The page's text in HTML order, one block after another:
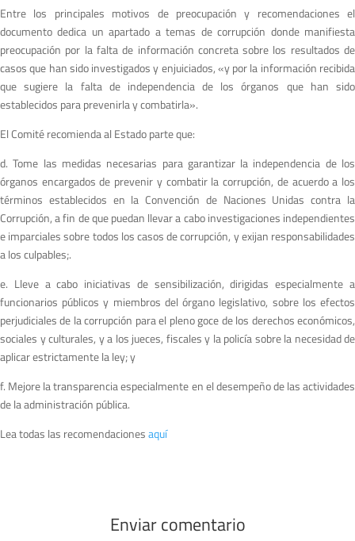
Entre los principales motivos de preocupación y recomendaciones el
documento dedica un apartado a temas de corrupción donde manifiesta
preocupación por la falta de información concreta sobre los resultados de
casos que han sido investigados y enjuiciados, «y por la información recibida
que sugiere la falta de independencia de los órganos que han sido
establecidos para prevenirla y combatirla».
El Comité recomienda al Estado parte que:
d. Tome las medidas necesarias para garantizar la independencia de los
órganos encargados de prevenir y combatir la corrupción, de acuerdo a los
términos establecidos en la Convención de Naciones Unidas contra la
Corrupción, a fin de que puedan llevar a cabo investigaciones independientes
e imparciales sobre todos los casos de corrupción, y exijan responsabilidades
a los culpables;.
e. Lleve a cabo iniciativas de sensibilización, dirigidas especialmente a
funcionarios públicos y miembros del órgano legislativo, sobre los efectos
perjudiciales de la corrupción para el pleno goce de los derechos económicos,
sociales y culturales, y a los jueces, fiscales y la policía sobre la necesidad de
aplicar estrictamente la ley; y
f. Mejore la transparencia especialmente en el desempeño de las actividades
de la administración pública.
Lea todas las recomendacionesaquí
Enviar comentario